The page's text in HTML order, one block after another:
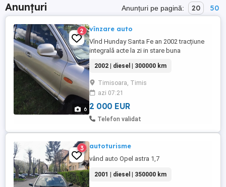
Anunțuri Anunțuri pe pagină: 20 50
6
2 vînzare auto
Vînd Hunday Santa Fe an 2002 tracțiune
integrală acte la zi in stare buna
2002 | diesel | 300000 km
Timisoara, Timis
azi 07:21
2 000 EUR
Telefon validat
3 autoturisme
vând auto Opel astra 1,7
2001 | diesel | 350000 km